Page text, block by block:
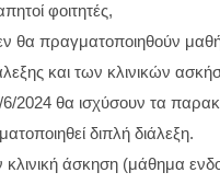
φοιτητές,
θα πραγματοποιηθούν
και των κλινικών
6/2024 θα ισχύσουν τα
διπλή διάλεξη.
άσκηση (μάθημα